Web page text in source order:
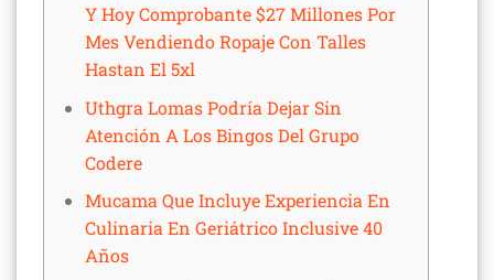
Y Hoy Comprobante $27 Millones Por
Mes Vendiendo Ropaje Con Talles
Hastan El 5xl
Uthgra Lomas Podría Dejar Sin
Atención A Los Bingos Del Grupo
Codere
Mucama Que Incluye Experiencia En
Culinaria En Geriátrico Inclusive 40
Años